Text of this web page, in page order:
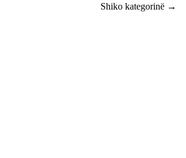
Shiko kategorinë →